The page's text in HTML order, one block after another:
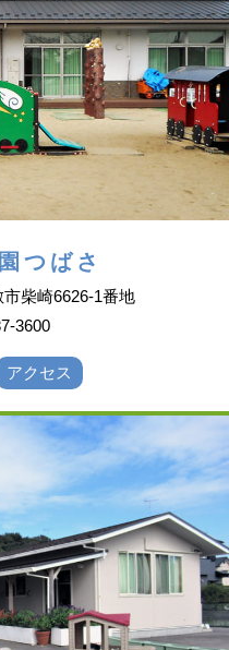
つばさ
柴崎6626-1番地
3600
アクセス